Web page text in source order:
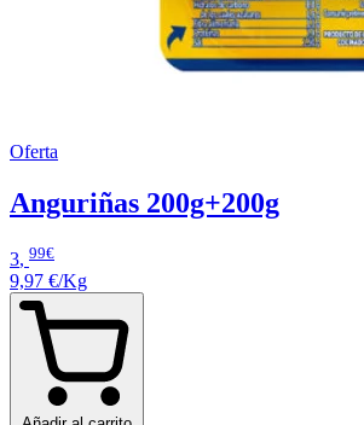
Oferta
Anguriñas 200g+200g
3, 99€
9,97 €/Kg